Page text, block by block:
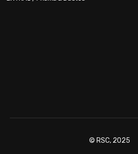
© RSC, 2025